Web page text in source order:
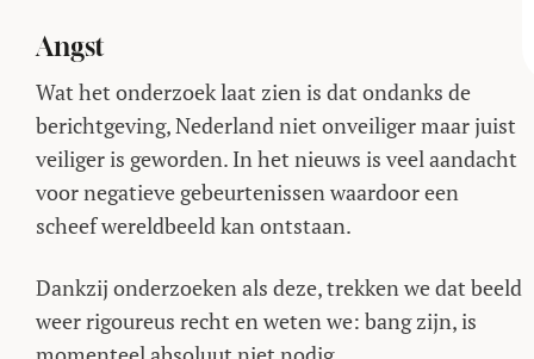
Angst
Wat het onderzoek laat zien is dat ondanks de
berichtgeving, Nederland niet onveiliger maar juist
veiliger is geworden. In het nieuws is veel aandacht
voor negatieve gebeurtenissen waardoor een
scheef wereldbeeld kan ontstaan.
Dankzij onderzoeken als deze, trekken we dat beeld
weer rigoureus recht en weten we: bang zijn, is